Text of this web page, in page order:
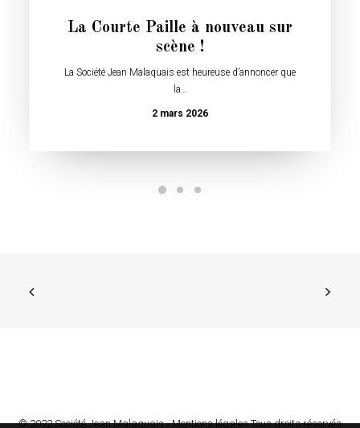
La Courte Paille à nouveau sur
scène !
La Société Jean Malaquais est heureuse d’annoncer que
la…
2 mars 2026
© 2022 Société Jean Malaquais •Mentions légales Tous droits réservés